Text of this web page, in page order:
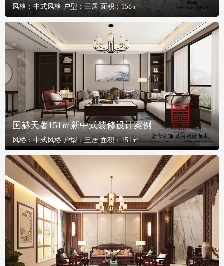
风格： 中式风格 户型： 三居 面积：158㎡
国赫天著151㎡新中式装修设计案例
风格：中式风格 户型：三居 面积：151㎡